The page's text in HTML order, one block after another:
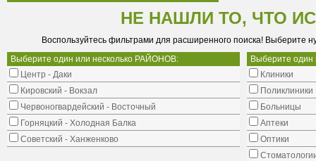
НЕ НАШЛИ ТО, ЧТО
Воспользуйтесь фильтрами для расширенного поиска! Выберите
Выберите один или несколько РАЙОНОВ:
Центр - Даки
Кировский - Вокзал
Червоногвардейский - Восточный
Горняцкий - Холодная Балка
Советский - Ханженково
Выберите
Клиники
Поликлиники
Больницы
Аптеки
Оптики